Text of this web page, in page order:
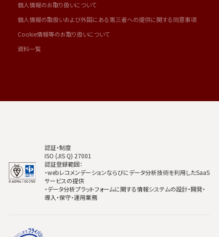
個人情報のお取り扱いについて
個人情報の取扱いおよび外国にある第三者への提供に関する同意事項
Cookie情報等のお取り扱いについて
資料一覧
認証・制度
ISO (JIS Q) 27001
認証登録範囲：
・webレコメンデーションならびにデータ分析技術を利用したSaaS
サービスの提供
・データ分析プラットフォームに関する情報システムの設計・開発・
導入・保守・運用業務